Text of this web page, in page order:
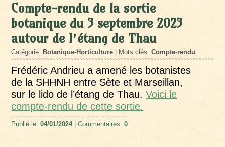
Compte-rendu de la sortie
botanique du 3 septembre 2023
autour de l’étang de Thau
Catégorie: Botanique-Horticulture | Mots clés:Compte-rendu
Frédéric Andrieu a amené les botanistes
de la SHHNH entre Sète et Marseillan,
sur le lido de l’étang de Thau.Voici le
compte-rendu de cette sortie.
Publié le:04/01/2024| Commentaires:0